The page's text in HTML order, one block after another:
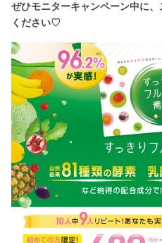
ぜひモニターキャンペーン中に
ください♡